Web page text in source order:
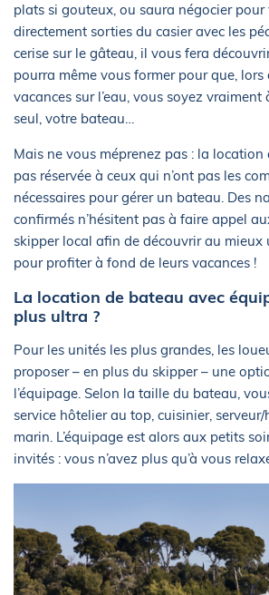
plats si gouteux, ou saura négocier
directement sorties du casier avec les
cerise sur le gâteau, il vous fera
pourra même vous former pour que,
vacances sur l’eau, vous soyez vraiment
seul, votre bateau…
Mais ne vous méprenez pas : la location
pas réservée à ceux qui n’ont pas les
nécessaires pour gérer un bateau. Des
confirmés n’hésitent pas à faire appel
skipper local afin de découvrir au
pour profiter à fond de leurs vacances !
La location de bateau avec
plus ultra ?
Pour les unités les plus grandes, les
proposer – en plus du skipper – une
l’équipage. Selon la taille du bateau,
service hôtelier au top, cuisinier,
marin. L’équipage est alors aux petits
invités : vous n’avez plus qu’à vous